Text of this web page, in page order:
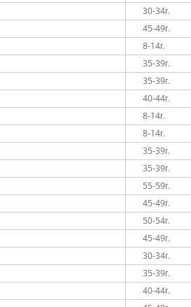
30-34г.
45-49г.
8-14г.
35-39г.
35-39г.
40-44г.
8-14г.
8-14г.
35-39г.
35-39г.
55-59г.
45-49г.
50-54г.
45-49г.
30-34г.
35-39г.
40-44г.